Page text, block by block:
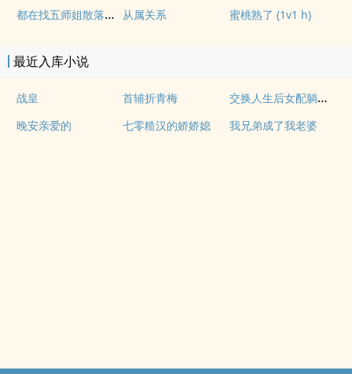
都在找五师姐散落的法宝
从属关系 蜜桃熟了 (1v1 h)
最近入库小说
战皇 首辅折青梅 交换人生后女配躺赢全豪门团宠
晚安亲爱的 七零糙汉的娇娇媳 我兄弟成了我老婆